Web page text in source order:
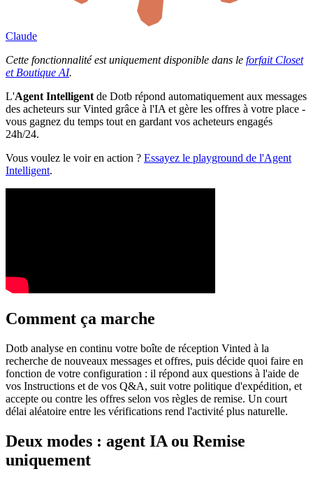
Claude
Cette fonctionnalité est uniquement disponible dans le forfait Closet
et Boutique AI.
L'Agent Intelligent de Dotb répond automatiquement aux messages
des acheteurs sur Vinted grâce à l'IA et gère les offres à votre place -
vous gagnez du temps tout en gardant vos acheteurs engagés
24h/24.
Vous voulez le voir en action ? Essayez le playground de l'Agent
Intelligent.
Comment ça marche
Dotb analyse en continu votre boîte de réception Vinted à la
recherche de nouveaux messages et offres, puis décide quoi faire en
fonction de votre configuration : il répond aux questions à l'aide de
vos Instructions et de vos Q&A, suit votre politique d'expédition, et
accepte ou contre les offres selon vos règles de remise. Un court
délai aléatoire entre les vérifications rend l'activité plus naturelle.
Deux modes : agent IA ou Remise
uniquement